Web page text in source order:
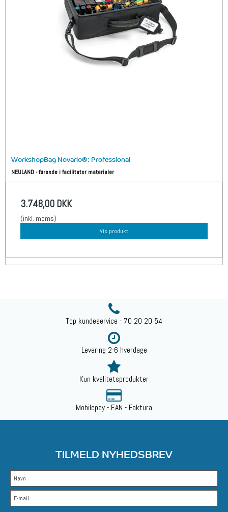
WorkshopBag Novario®: Professional
NEULAND - førende i facilitator materialer
3.748,00 DKK
(inkl. moms)
Vis produkt
Top kundeservice - 70 20 20 54
Levering 2-6 hverdage
Kun kvalitetsprodukter
Mobilepay - EAN - Faktura
TILMELD NYHEDSBREV